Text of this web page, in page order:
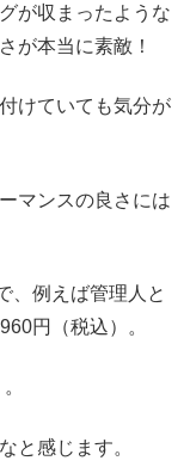
が収まったような
が本当に素敵！
けていても気分が
マンスの良さには
、例えば管理人と
円（税込）。
と感じます。